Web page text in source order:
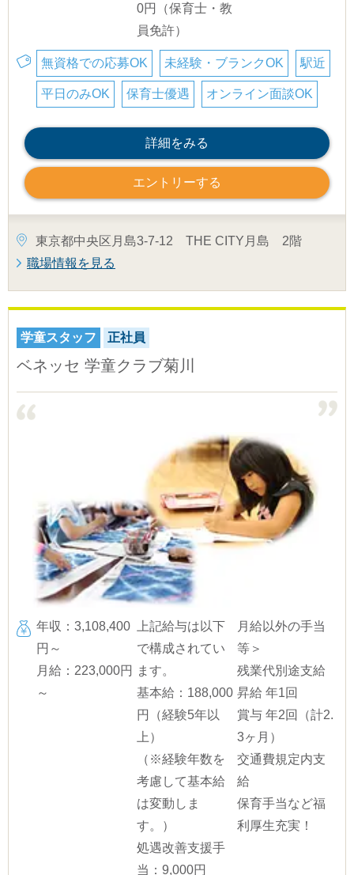
0円（保育士・教
員免許）
無資格での応募OK 未経験・ブランクOK 駅近
平日のみOK 保育士優遇 オンライン面談OK
詳細をみる
エントリーする
東京都中央区月島3-7-12 THE CITY月島 2階
職場情報を見る
学童スタッフ 正社員
ベネッセ 学童クラブ菊川
年収：3,108,400
円～
月給：223,000円
～
上記給与は以下
で構成されてい
ます。
基本給：188,000
円（経験5年以
上）
（※経験年数を
考慮して基本給
は変動しま
す。）
処遇改善支援手
当：9,000円
月給以外の手当
等＞
残業代別途支給
昇給 年1回
賞与 年2回（計2.
3ヶ月）
交通費規定内支
給
保育手当など福
利厚生充実！